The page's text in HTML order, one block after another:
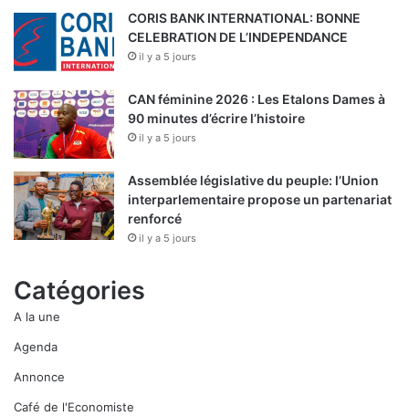
CORIS BANK INTERNATIONAL: BONNE
CELEBRATION DE L’INDEPENDANCE
il y a 5 jours
CAN féminine 2026 : Les Etalons Dames à
90 minutes d’écrire l’histoire
il y a 5 jours
Assemblée législative du peuple: l’Union
interparlementaire propose un partenariat
renforcé
il y a 5 jours
Catégories
A la une
Agenda
Annonce
Café de l'Economiste